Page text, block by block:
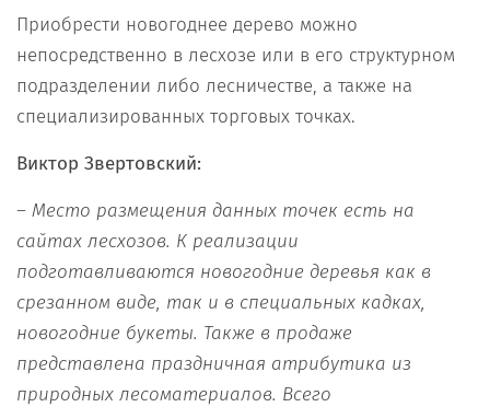
Приобрести новогоднее дерево можно
непосредственно в лесхозе или в его структурном
подразделении либо лесничестве, а также на
специализированных торговых точках.
Виктор Звертовский:
– Место размещения данных точек есть на
сайтах лесхозов. К реализации
подготавливаются новогодние деревья как в
срезанном виде, так и в специальных кадках,
новогодние букеты. Также в продаже
представлена праздничная атрибутика из
природных лесоматериалов. Всего